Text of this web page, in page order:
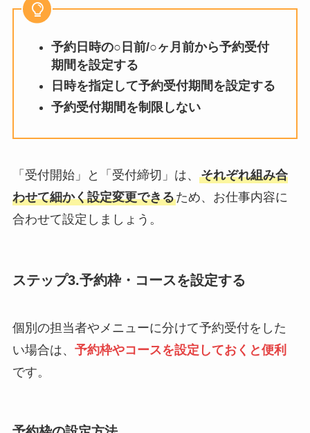
予約日時の○日前/○ヶ月前から予約受付
期間を設定する
日時を指定して予約受付期間を設定する
予約受付期間を制限しない
「受付開始」と「受付締切」は、 それぞれ組み合
わせて細かく設定変更できるため、お仕事内容に
合わせて設定しましょう。
ステップ3.予約枠・コースを設定する
個別の担当者やメニューに分けて予約受付をした
い場合は、 予約枠やコースを設定しておくと便利
です。